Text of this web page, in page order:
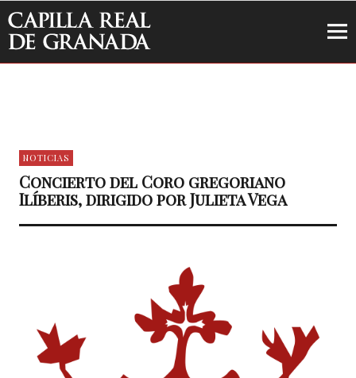
Capilla Real de Granada
NOTICIAS
Concierto del Coro gregoriano
Ilíberis, dirigido por Julieta Vega